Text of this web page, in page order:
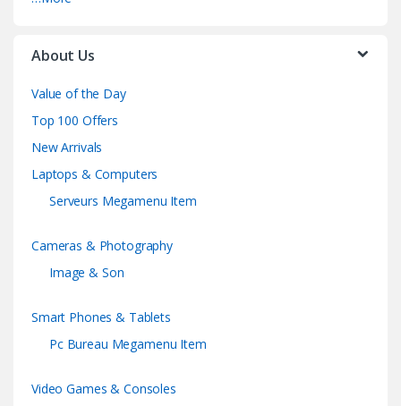
About Us
Value of the Day
Top 100 Offers
New Arrivals
Laptops & Computers
Serveurs Megamenu Item
Cameras & Photography
Image & Son
Smart Phones & Tablets
Pc Bureau Megamenu Item
Video Games & Consoles